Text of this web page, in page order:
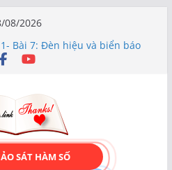
08/2026
CỤ TẠO FORM ONLINE
MIỄN PHÍ!
1- Bài 7: Đèn hiệu và biển báo
Tạo form nhập liệu – Thêm,
upload ảnh avatar
Các bộ phận của thực vật
– TÙY BIẾN GIAO DIỆN ĐỈNH
THÔNG MINH!
SÁT HÀM SỐ